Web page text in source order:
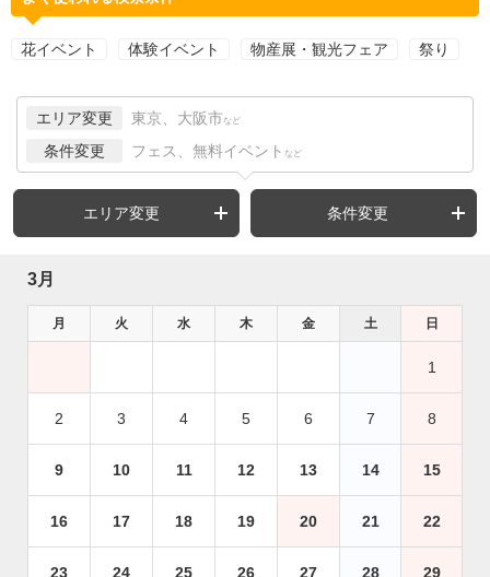
花イベント 体験イベント 物産展・観光フェア 祭り
エリア変更 東京、大阪市 など
条件変更 フェス、無料イベント など
エリア変更 条件変更
3月
月 火 水 木 金 土 日
1
2 3 4 5 6 7 8
9 10 11 12 13 14 15
16 17 18 19 20 21 22
23 24 25 26 27 28 29